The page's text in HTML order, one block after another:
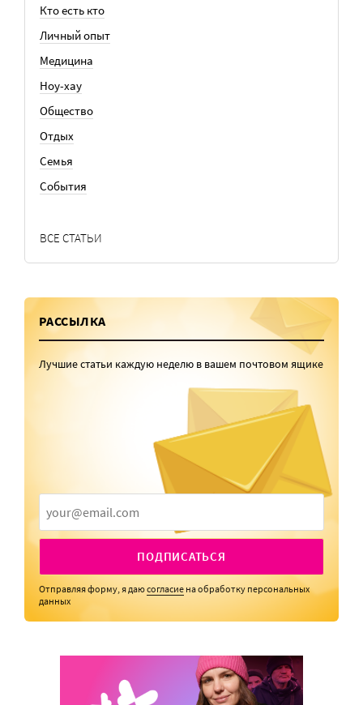
Кто есть кто
Личный опыт
Медицина
Ноу-хау
Общество
Отдых
Семья
События
ВСЕ СТАТЬИ
РАССЫЛКА
Лучшие статьи каждую неделю в вашем почтовом ящике
ПОДПИСАТЬСЯ
Отправляя форму, я даюсогласие на обработку персональных
данных